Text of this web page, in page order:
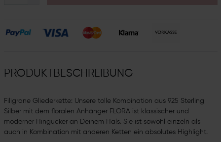
PRODUKTBESCHREIBUNG
Filigrane Gliederkette: Unsere tolle Kombination aus 925 Sterling
Silber mit dem floralen Anhänger FLORA ist klassischer und
moderner Hingucker an Deinem Hals. Sie ist sowohl einzeln als
auch in Kombination mit anderen Ketten ein absolutes Highlight.